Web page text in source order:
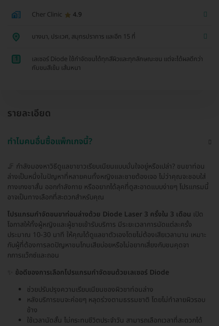
Cher Clinic 4.9
บางนา, ประเวศ, สมุทรปราการ และอีก 15 ที่
1
เลเซอร์ Diode ใช้กำจัดขนได้ทุกสีผิวและทุกลักษณะขน แต่จะได้ผลดีกว่า
กับขนสีเข้ม เส้นหนา
รายละเอียด
ทำไมคนอื่นซื้อแพ็กเกจนี้?
🦵 กำลังมองหาวิธีดูแลขาขาวเรียบเนียนแบบมั่นใจอยู่หรือเปล่า? ขนขาท่อน
ล่างเป็นหนึ่งในปัญหาที่หลายคนทั้งหญิงและชายต้องเจอ ไม่ว่าคุณจะชอบใส่
กางเกงขาสั้น ออกกำลังกาย หรืออยากได้ลุคที่ดูสะอาดแบบง่ายๆ โปรแกรมนี้
อาจเป็นทางเลือกที่สะดวกสำหรับคุณ
โปรแกรมกำจัดขนขาท่อนล่างด้วย Diode Laser 3 ครั้งใน 3 เดือน เปิด
โอกาสให้ทั้งผู้หญิงและผู้ชายเข้ารับบริการ มีระยะเวลาการนัดแต่ละครั้ง
ประมาณ 10-30 นาที ให้คุณได้ดูแลขาตัวเองโดยไม่ต้องเสียเวลานาน เหมาะ
กับผู้ที่ต้องการลดปัญหาขนโกนเสียบ่อยหรือไม่อยากเสี่ยงกับขนคุดจา
กการแว๊กซ์และถอน
ข้อดีของการเลือกโปรแกรมกำจัดขนด้วยเลเซอร์ Diode
ช่วยปรับปรุงความเรียบเนียนของผิวขาท่อนล่าง
หลังบริการขนจะค่อยๆ หลุดร่วงตามธรรมชาติ โดยไม่ทำลายผิวรอบ
ข้าง
ใช้เวลานัดสั้น ไม่กระทบชีวิตประจำวัน สามารถเลือกเวลาที่สะดวกได้